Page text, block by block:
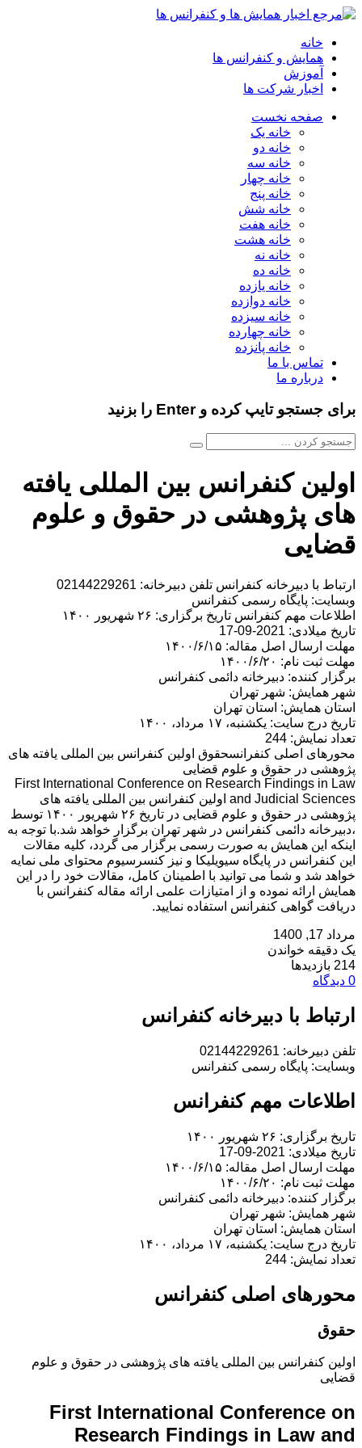
خانه
همایش و کنفرانس ها
آموزش
اخبار شرکت ها
صفحه نخست
خانه یک
خانه دو
خانه سه
خانه چهار
خانه پنج
خانه شش
خانه هفت
خانه هشت
خانه نه
خانه ده
خانه یازده
خانه دوازده
خانه سیزده
خانه چهارده
خانه پانزده
تماس با ما
درباره ما
برای جستجو تایپ کرده و Enter را بزنید
اولین کنفرانس بین المللی یافته
های پژوهشی در حقوق و علوم
قضایی
ارتباط با دبیرخانه کنفرانس تلفن دبیرخانه: 02144229261
وبسایت: پایگاه رسمی کنفرانس
اطلاعات مهم کنفرانس تاریخ برگزاری: ۲۶ شهریور ۱۴۰۰
تاریخ میلادی: 2021-09-17
مهلت ارسال اصل مقاله: ۱۴۰۰/۶/۱۵
مهلت ثبت نام: ۱۴۰۰/۶/۲۰
برگزار کننده: دبیرخانه دائمی کنفرانس
شهر همایش: شهر تهران
استان همایش: استان تهران
تاریخ درج سایت: یکشنبه، ۱۷ مرداد، ۱۴۰۰
تعداد نمایش: 244
محورهای اصلی کنفرانسحقوق اولین کنفرانس بین المللی یافته های
پژوهشی در حقوق و علوم قضایی
First International Conference on Research Findings in Law
and Judicial Sciences اولین کنفرانس بین المللی یافته های
پژوهشی در حقوق و علوم قضایی در تاریخ ۲۶ شهریور ۱۴۰۰ توسط
،دبیرخانه دائمی کنفرانس در شهر تهران برگزار خواهد شد.با توجه به
اینکه این همایش به صورت رسمی برگزار می گردد، کلیه مقالات
این کنفرانس در پایگاه سیویلیکا و نیز کنسرسیوم محتوای ملی نمایه
خواهد شد و شما می توانید با اطمینان کامل، مقالات خود را در این
همایش ارائه نموده و از امتیازات علمی ارائه مقاله کنفرانس با
دریافت گواهی کنفرانس استفاده نمایید.
مرداد 17, 1400
یک دقیقه خواندن
214 بازدیدها
0 دیدگاه
ارتباط با دبیرخانه کنفرانس
تلفن دبیرخانه: 02144229261
وبسایت: پایگاه رسمی کنفرانس
اطلاعات مهم کنفرانس
تاریخ برگزاری: ۲۶ شهریور ۱۴۰۰
تاریخ میلادی: 2021-09-17
مهلت ارسال اصل مقاله: ۱۴۰۰/۶/۱۵
مهلت ثبت نام: ۱۴۰۰/۶/۲۰
برگزار کننده: دبیرخانه دائمی کنفرانس
شهر همایش: شهر تهران
استان همایش: استان تهران
تاریخ درج سایت: یکشنبه، ۱۷ مرداد، ۱۴۰۰
تعداد نمایش: 244
محورهای اصلی کنفرانس
حقوق
اولین کنفرانس بین المللی یافته های پژوهشی در حقوق و علوم
قضایی
First International Conference on
Research Findings in Law and